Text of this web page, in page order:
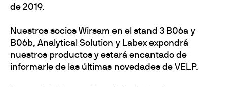
de 2019.
Nuestros socios Wirsam en el stand 3 B06a y
B06b, Analytical Solution y Labex expondrá
nuestros productos y estará encantado de
informarle de las últimas novedades de VELP.